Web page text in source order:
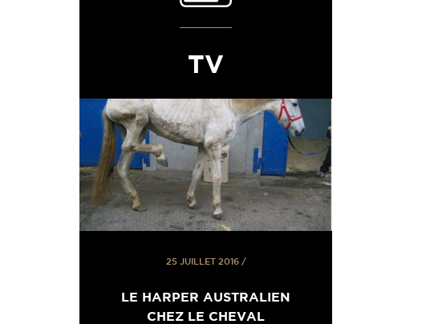
TV
25 JUILLET 2016/
LE HARPER AUSTRALIEN
CHEZ LE CHEVAL